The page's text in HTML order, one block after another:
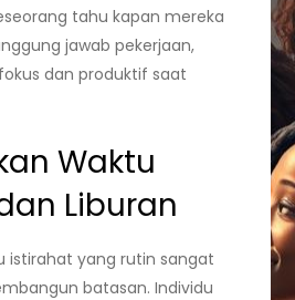
tahu kapan mereka
jawab pekerjaan,
dan produktif saat
Waktu
Liburan
istirahat yang rutin sangat
batasan. Individu